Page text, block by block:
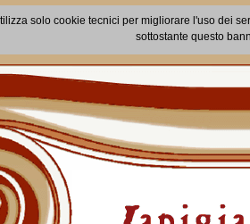
solo cookie tecnici per migliorare l'uso dei
sottostante questo